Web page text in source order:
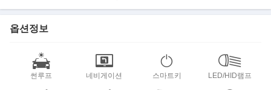
옵션정보
썬루프 네비게이션 스마트키 LED/HID램프